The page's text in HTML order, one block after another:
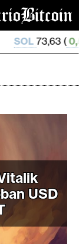
0,53%)
USD